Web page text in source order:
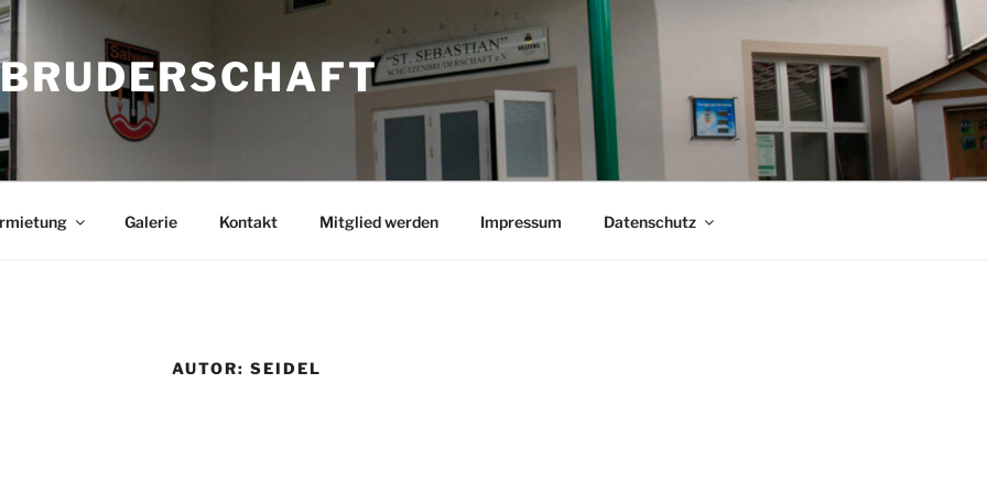
Galerie Kontakt Mitglied werden Impressum Datenschutz
AUTOR: SEIDEL